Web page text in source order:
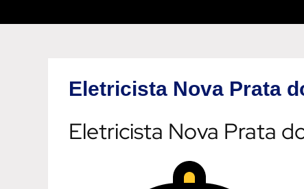
Eletricista Nova Prata
Eletricista Nova Prata